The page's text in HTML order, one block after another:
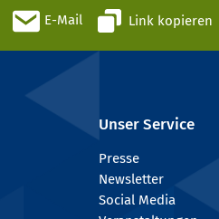
E-Mail Link kopieren
Unser Service
Presse
Newsletter
Social Media